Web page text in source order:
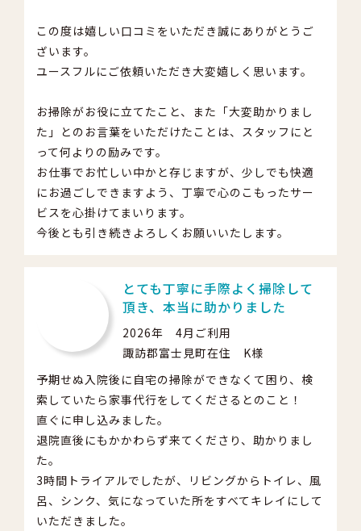
この度は嬉しい口コミをいただき誠にありがとうご
ざいます。
ユースフルにご依頼いただき大変嬉しく思います。
お掃除がお役に立てたこと、また「大変助かりまし
た」とのお言葉をいただけたことは、スタッフにと
って何よりの励みです。
お仕事でお忙しい中かと存じますが、少しでも快適
にお過ごしできますよう、丁寧で心のこもったサー
ビスを心掛けてまいります。
今後とも引き続きよろしくお願いいたします。
とても丁寧に手際よく掃除して
頂き、本当に助かりました
2026年 4月ご利用
諏訪郡富士見町在住 K様
予期せぬ入院後に自宅の掃除ができなくて困り、検
索していたら家事代行をしてくださるとのこと！
直ぐに申し込みました。
退院直後にもかかわらず来てくださり、助かりまし
た。
3時間トライアルでしたが、リビングからトイレ、風
呂、シンク、気になっていた所をすべてキレイにして
いただきました。